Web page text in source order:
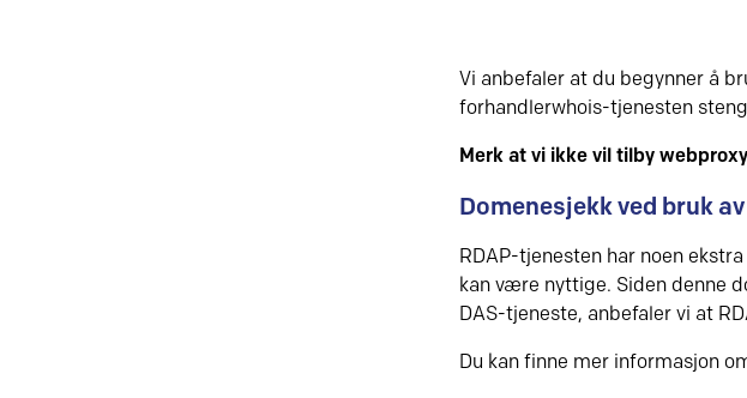
Vi anbefaler at du begynner å
forhandlerwhois-tjenesten
Merk at vi ikke vil tilby
Domenesjekk ved bruk
RDAP-tjenesten har noen
kan være nyttige. Siden denne
DAS-tjeneste, anbefaler vi at
Du kan finne mer informasjon